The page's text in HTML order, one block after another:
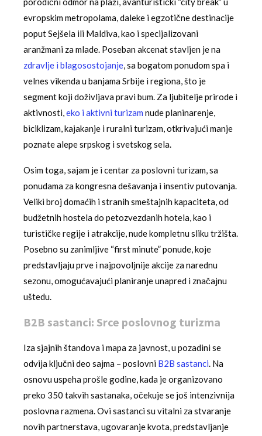
evropskim metropolama, daleke i egzotične destinacije
poput Sejšela ili Maldiva, kao i specijalizovani
aranžmani za mlade. Poseban akcenat stavljen je na
zdravlje i blagosostojanje , sa bogatom ponudom spa i
velnes vikenda u banjama Srbije i regiona, što je
segment koji doživljava pravi bum. Za ljubitelje prirode i
aktivnosti, eko i aktivni turizam nude planinarenje,
biciklizam, kajakanje i ruralni turizam, otkrivajući manje
poznate alepe srpskog i svetskog sela.
Osim toga, sajam je i centar za poslovni turizam, sa
ponudama za kongresna dešavanja i insentiv putovanja.
Veliki broj domaćih i stranih smeštajnih kapaciteta, od
budžetnih hostela do petozvezdanih hotela, kao i
turističke regije i atrakcije, nude kompletnu sliku tržišta.
Posebno su zanimljive “first minute” ponude, koje
predstavljaju prve i najpovoljnije akcije za narednu
sezonu, omogućavajući planiranje unapred i značajnu
uštedu.
B2B sastanci: Srce poslovnog turizma
Iza sjajnih štandova i mapa za javnost, u pozadini se
odvija ključni deo sajma – poslovni B2B sastanci . Na
osnovu uspeha prošle godine, kada je organizovano
preko 350 takvih sastanaka, očekuje se još intenzivnija
poslovna razmena. Ovi sastanci su vitalni za stvaranje
novih partnerstava, ugovaranje kvota, predstavljanje